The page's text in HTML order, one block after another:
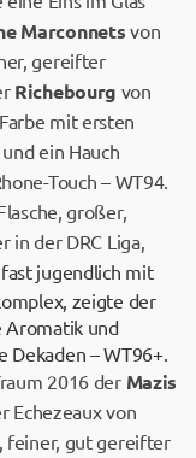
Marconnets von
gereifter
Richebourg von
mit ersten
ein Hauch
Touch – WT94.
großer,
in der DRC Liga,
fast jugendlich mit
zeigte der
Aromatik und
Dekaden – WT96+.
2016 der Mazis
Echezeaux von
feiner, gut gereifter